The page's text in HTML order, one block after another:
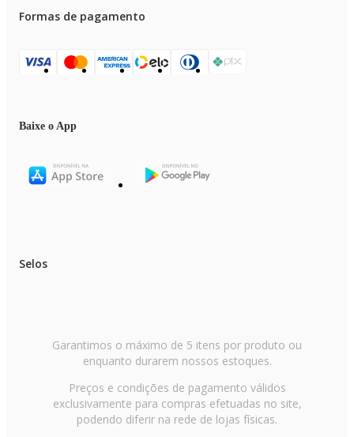
Formas de pagamento
Baixe o App
Selos
Garantimos o máximo de 5 itens por produto ou
enquanto durarem nossos estoques.
Preços e condições de pagamento válidos
exclusivamente para compras efetuadas no site,
podendo diferir na rede de lojas físicas.